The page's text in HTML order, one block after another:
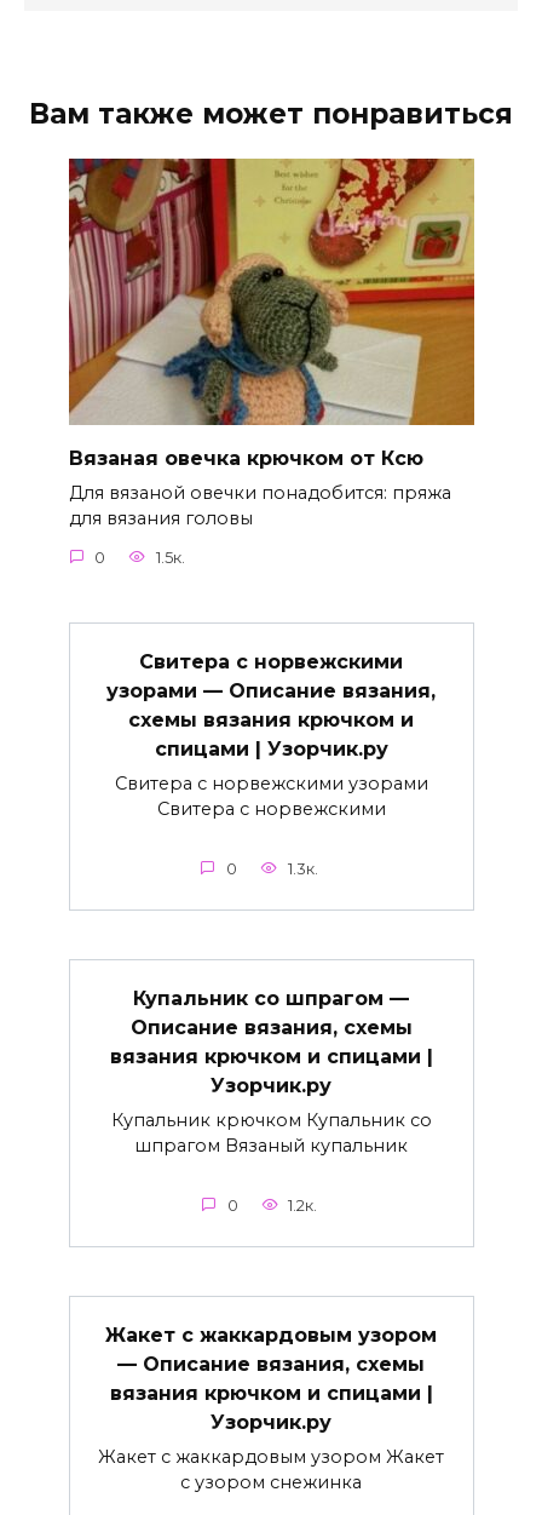
Вам также может понравиться
Вязаная овечка крючком от Ксю
Для вязаной овечки понадобится: пряжа
для вязания головы
0 1.5к.
Свитера с норвежскими
узорами — Описание вязания,
схемы вязания крючком и
спицами | Узорчик.ру
Свитера с норвежскими узорами
Свитера с норвежскими
0 1.3к.
Купальник со шпрагом —
Описание вязания, схемы
вязания крючком и спицами |
Узорчик.ру
Купальник крючком Купальник со
шпрагом Вязаный купальник
0 1.2к.
Жакет с жаккардовым узором
— Описание вязания, схемы
вязания крючком и спицами |
Узорчик.ру
Жакет с жаккардовым узором Жакет
с узором снежинка